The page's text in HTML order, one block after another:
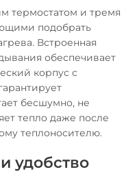
термостатом и тремя
подобрать
Встроенная
обеспечивает
корпус с
бесшумно, не
тепло даже после
теплоносителю.
удобство